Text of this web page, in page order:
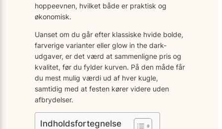
hoppeevnen, hvilket både er praktisk og
økonomisk.
Uanset om du går efter klassiske hvide bolde,
farverige varianter eller glow in the dark-
udgaver, er det værd at sammenligne pris og
kvalitet, før du fylder kurven. På den måde får
du mest mulig værdi ud af hver kugle,
samtidig med at festen kører videre uden
afbrydelser.
Indholdsfortegnelse